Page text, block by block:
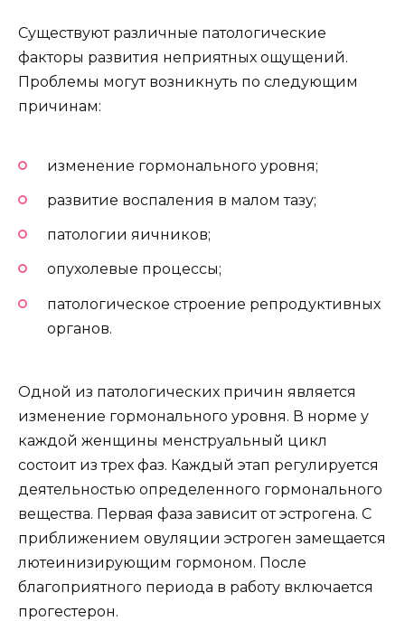
Существуют различные патологические
факторы развития неприятных ощущений.
Проблемы могут возникнуть по следующим
причинам:
изменение гормонального уровня;
развитие воспаления в малом тазу;
патологии яичников;
опухолевые процессы;
патологическое строение репродуктивных
органов.
Одной из патологических причин является
изменение гормонального уровня. В норме у
каждой женщины менструальный цикл
состоит из трех фаз. Каждый этап регулируется
деятельностью определенного гормонального
вещества. Первая фаза зависит от эстрогена. С
приближением овуляции эстроген замещается
лютеинизирующим гормоном. После
благоприятного периода в работу включается
прогестерон.